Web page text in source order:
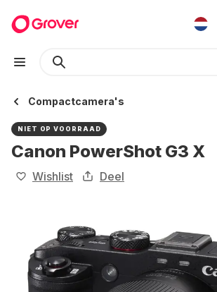
Compactcamera's
NIET OP VOORRAAD
Canon PowerShot G3 X
Wishlist Deel